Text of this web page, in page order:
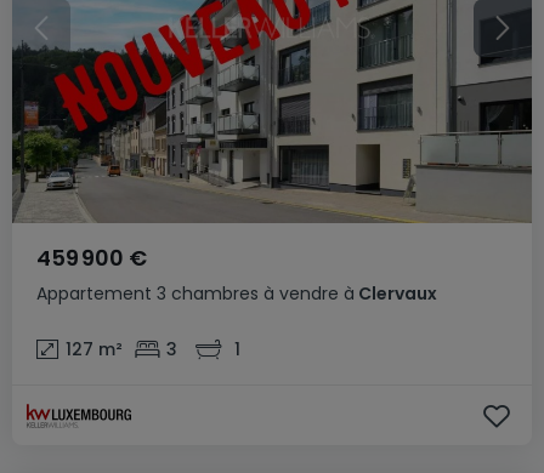
Appartement 3 chambres à vendre à Clervaux
459 900 €
127 m² 3 1